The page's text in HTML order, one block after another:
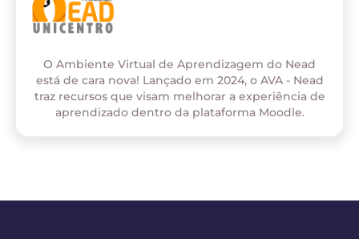
O Ambiente Virtual de Aprendizagem do Nead
está de cara nova! Lançado em 2024, o AVA - Nead
traz recursos que visam melhorar a experiência de
aprendizado dentro da plataforma Moodle.